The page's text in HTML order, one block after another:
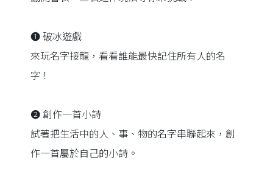
❶ 破冰遊戲
來玩名字接龍，看看誰能最快記住所有人的名
字！
❷ 創作一首小詩
試著把生活中的人、事、物的名字串聯起來，創
作一首屬於自己的小詩。